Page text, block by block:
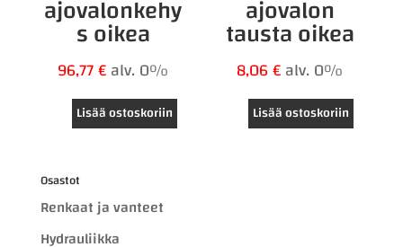
ajovalonkehy
s oikea
96,77€alv. 0%
Lisää ostoskoriin
ajovalon
tausta oikea
8,06€alv. 0%
Lisää ostoskoriin
Osastot
Renkaat ja vanteet
Hydrauliikka